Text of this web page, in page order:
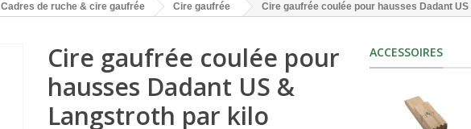
Cadres de ruche & cire gaufrée Cire gaufrée Cire gaufrée coulée pour hausses Dadant
Cire gaufrée coulée pour
hausses Dadant US &
Langstroth par kilo
ACCESSOIRES